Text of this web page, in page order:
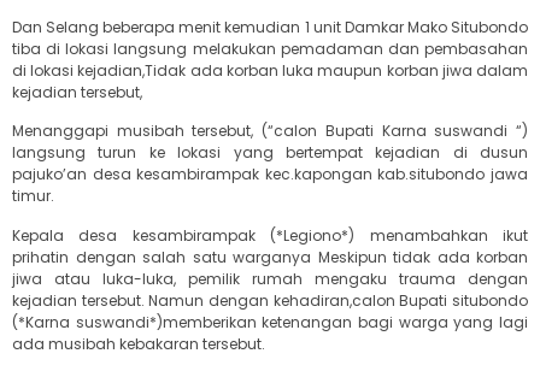
Dan Selang beberapa menit kemudian 1 unit Damkar Mako Situbondo
tiba di lokasi langsung melakukan pemadaman dan pembasahan
di lokasi kejadian,Tidak ada korban luka maupun korban jiwa dalam
kejadian tersebut,
Menanggapi musibah tersebut, (“calon Bupati Karna suswandi “)
langsung turun ke lokasi yang bertempat kejadian di dusun
pajuko’an desa kesambirampak kec.kapongan kab.situbondo jawa
timur.
Kepala desa kesambirampak (*Legiono*) menambahkan ikut
prihatin dengan salah satu warganya Meskipun tidak ada korban
jiwa atau luka-luka, pemilik rumah mengaku trauma dengan
kejadian tersebut. Namun dengan kehadiran,calon Bupati situbondo
(*Karna suswandi*)memberikan ketenangan bagi warga yang lagi
ada musibah kebakaran tersebut.